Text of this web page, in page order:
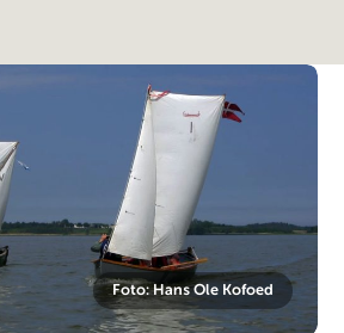
Foto: Hans Ole Kofoed